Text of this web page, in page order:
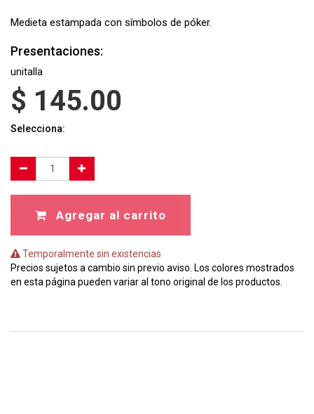
Medieta estampada con símbolos de póker.
Presentaciones:
unitalla
$ 145.00
Selecciona:
Agregar al carrito
Temporalmente sin existencias
Precios sujetos a cambio sin previo aviso. Los colores mostrados
en esta página pueden variar al tono original de los productos.